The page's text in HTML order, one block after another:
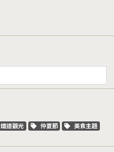
關鍵字標籤
鐵道觀光 關鍵字標籤
仲夏節 關鍵字標籤
美食主題